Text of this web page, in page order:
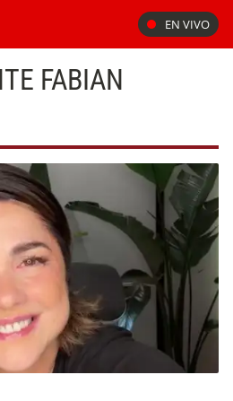
EN VIVO
FABIAN